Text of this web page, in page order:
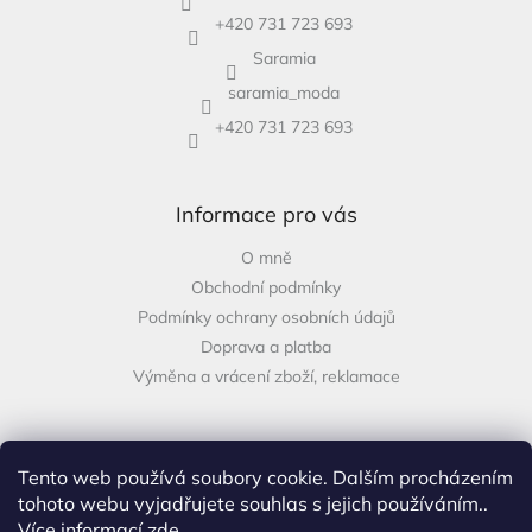
Tento web používá soubory cookie. Dalším procházením
tohoto webu vyjadřujete souhlas s jejich používáním..
+420 731 723 693
Saramia
saramia_moda
+420 731 723 693
Informace pro vás
O mně
Obchodní podmínky
Podmínky ochrany osobních údajů
Doprava a platba
Výměna a vrácení zboží, reklamace
Facebook